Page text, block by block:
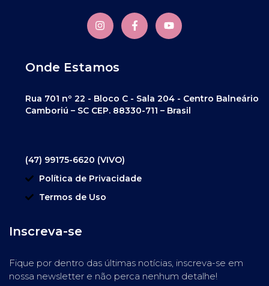
Onde Estamos
Rua 701 nº 22 - Bloco C - Sala 204 - Centro Balneário
Camboriú – SC CEP. 88330-711 – Brasil
(47) 99175-6620 (VIVO)
Política de Privacidade
Termos de Uso
Inscreva-se
Fique por dentro das últimas notícias, inscreva-se em
nossa newsletter e não perca nenhum detalhe!